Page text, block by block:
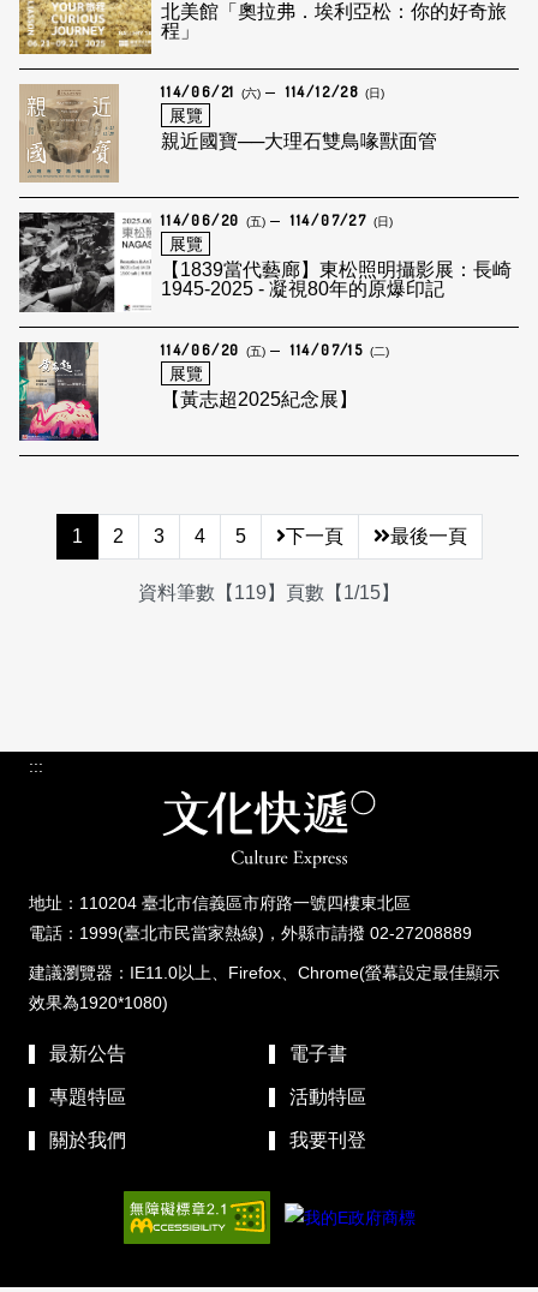
北美館「奧拉弗．埃利亞松：你的好奇旅
程」
114/06/21 (六) 114/12/28 (日)
展覽
親近國寶──大理石雙鳥喙獸面管
114/06/20 (五) 114/07/27 (日)
展覽
【1839當代藝廊】東松照明攝影展：長崎
1945-2025 - 凝視80年的原爆印記
114/06/20 (五) 114/07/15 (二)
展覽
【黃志超2025紀念展】
1 2 3 4 5 下一頁 最後一頁
資料筆數【119】頁數【1/15】
:::
地址：110204 臺北市信義區市府路一號四樓東北區
電話：1999(臺北市民當家熱線)，外縣市請撥 02-27208889
建議瀏覽器：IE11.0以上、Firefox、Chrome(螢幕設定最佳顯示
效果為1920*1080)
最新公告 電子書
專題特區 活動特區
關於我們 我要刊登